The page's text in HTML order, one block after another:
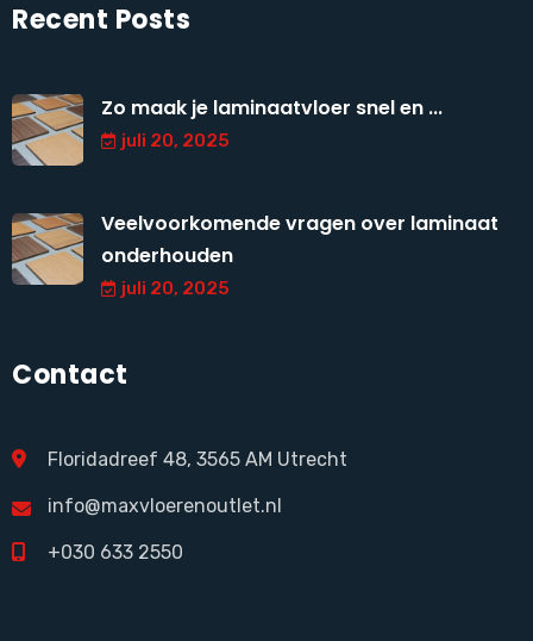
Recent Posts
Zo maak je laminaatvloer snel en ...
juli 20, 2025
Veelvoorkomende vragen over laminaat
onderhouden
juli 20, 2025
Contact
Floridadreef 48, 3565 AM Utrecht
info@maxvloerenoutlet.nl
+030 633 2550